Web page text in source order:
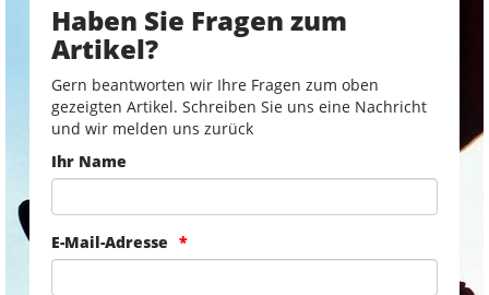
Haben Sie Fragen zum
Artikel?
Gern beantworten wir Ihre Fragen zum oben
gezeigten Artikel. Schreiben Sie uns eine Nachricht
und wir melden uns zurück
Ihr Name
E-Mail-Adresse